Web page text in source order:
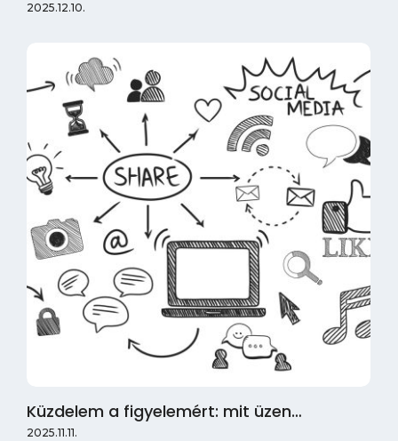
2025.12.10.
Küzdelem a figyelemért: mit üzen…
2025.11.11.